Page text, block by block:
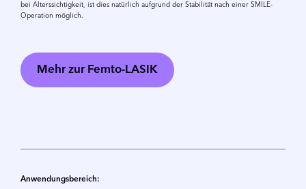
bei Alterssichtigkeit, ist dies natürlich aufgrund der Stabilität nach einer SMILE-
Operation möglich.
Mehr zur Femto-LASIK
Anwendungsbereich: